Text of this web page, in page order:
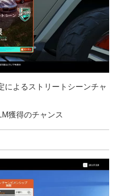
によるストリートシーンチャ
獲得のチャンス